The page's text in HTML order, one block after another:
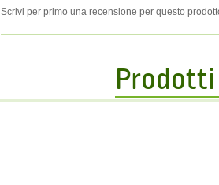
Scrivi per primo una recensione per questo